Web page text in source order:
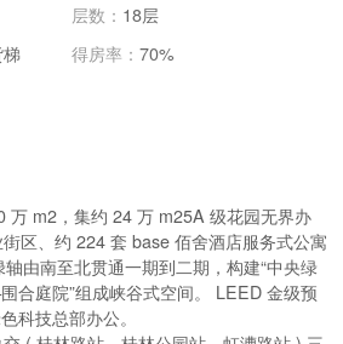
层数： 18层
得房率： 70%
万 m2，集约 24 万 m25A 级花园无界办
区、约 224 套 base 佰舍酒店服务式公寓
由南至北贯通一期到二期，构建“中央绿
庭院”组成峡谷式空间。 LEED 金级预
科技总部办公。